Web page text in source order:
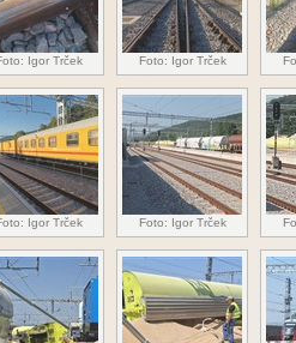
Igor Trček Foto: Igor Trček
Igor Trček Foto: Igor Trček